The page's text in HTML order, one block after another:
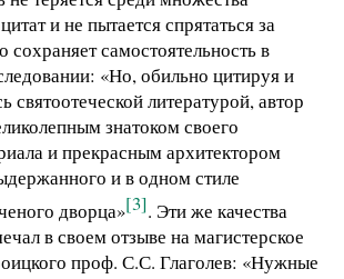
и не пытается спрятаться за
сохраняет самостоятельность в
«Но, обильно цитируя и
святоотеческой литературой, автор
знатоком своего
и прекрасным архитектором
и в одном стиле
дворца»[3]. Эти же качества
в своем отзыве на магистерское
проф. С.С. Глаголев: «Нужные